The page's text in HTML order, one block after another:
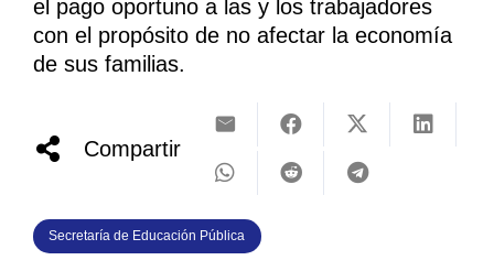
el pago oportuno a las y los trabajadores
con el propósito de no afectar la economía
de sus familias.
Compartir
Secretaría de Educación Pública